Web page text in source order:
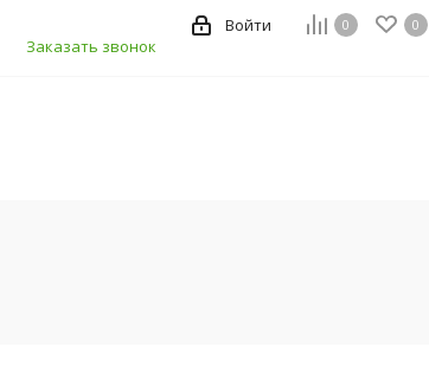
0 0
Войти
Заказать звонок